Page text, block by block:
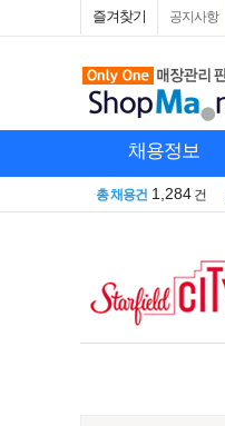
즐겨찾기 공지사항
채용정보
총 채용건 1,284 건